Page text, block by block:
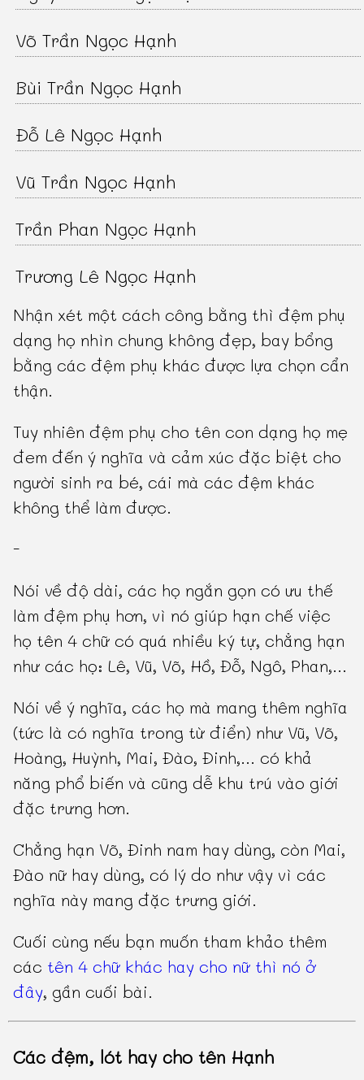
Võ Trần Ngọc Hạnh
Bùi Trần Ngọc Hạnh
Đỗ Lê Ngọc Hạnh
Vũ Trần Ngọc Hạnh
Trần Phan Ngọc Hạnh
Trương Lê Ngọc Hạnh
Nhận xét một cách công bằng thì đệm phụ
dạng họ nhìn chung không đẹp, bay bổng
bằng các đệm phụ khác được lựa chọn cẩn
thận.
Tuy nhiên đệm phụ cho tên con dạng họ mẹ
đem đến ý nghĩa và cảm xúc đặc biệt cho
người sinh ra bé, cái mà các đệm khác
không thể làm được.
-
Nói về độ dài, các họ ngắn gọn có ưu thế
làm đệm phụ hơn, vì nó giúp hạn chế việc
họ tên 4 chữ có quá nhiều ký tự, chẳng hạn
như các họ: Lê, Vũ, Võ, Hồ, Đỗ, Ngô, Phan,...
Nói về ý nghĩa, các họ mà mang thêm nghĩa
(tức là có nghĩa trong từ điển) như Vũ, Võ,
Hoàng, Huỳnh, Mai, Đào, Đinh,... có khả
năng phổ biến và cũng dễ khu trú vào giới
đặc trưng hơn.
Chẳng hạn Võ, Đinh nam hay dùng, còn Mai,
Đào nữ hay dùng, có lý do như vậy vì các
nghĩa này mang đặc trưng giới.
Cuối cùng nếu bạn muốn tham khảo thêm
các tên 4 chữ khác hay cho nữ thì nó ở
đây, gần cuối bài.
Các đệm, lót hay cho tên Hạnh